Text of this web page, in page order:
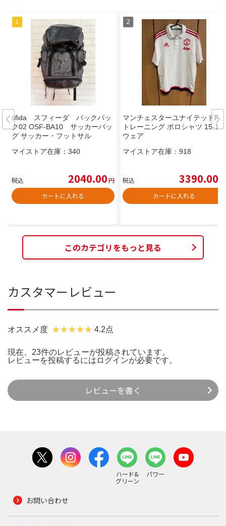
sfida スフィーダ バックパッ
ク02 OSF-BA10 サッカーバッ
グ サッカー・フットサル
マイストア在庫： 340
税込 2040.00円
カートに入れる
マンチェスターユナイテッドFC
トレーニング ポロシャツ 15-16
ウェア
マイストア在庫： 918
税込 3390.00
カートに入れる
このカテゴリをもっと見る
カスタマーレビュー
オススメ度 4.2点
現在、23件のレビューが投稿されています。
レビューを投稿するには ログインが必要です。
レビューを書く
ハード&
グリーン
パワー
お問い合わせ